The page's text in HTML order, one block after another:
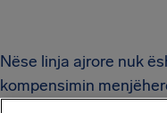
Nëse linja ajrore nuk
kompensimin